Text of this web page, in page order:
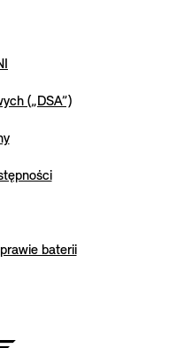
(„DSA”)
baterii